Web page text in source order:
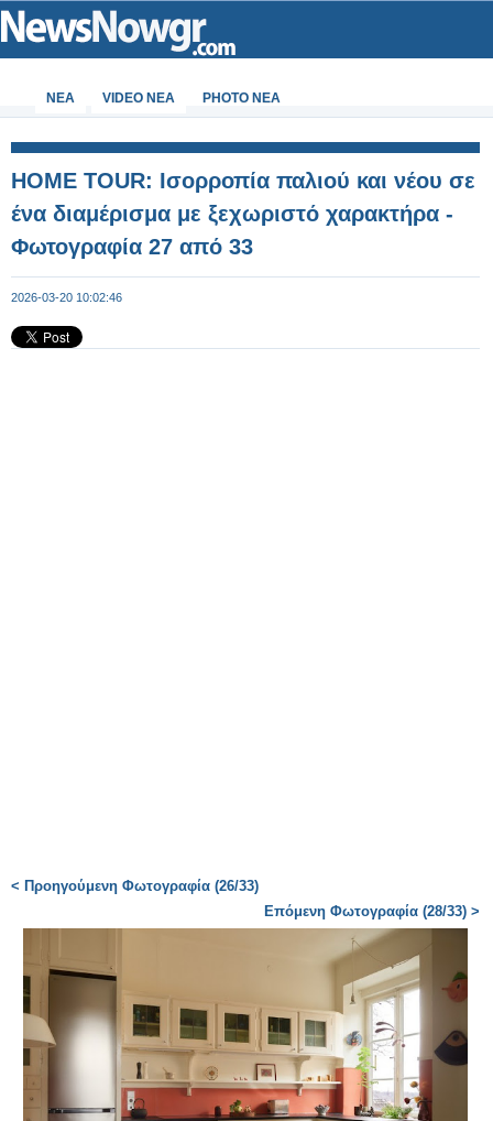
ΝΕΑ VIDEO NEA PHOTO NEA
HOME TOUR: Ισορροπία παλιού και νέου σε
ένα διαμέρισμα με ξεχωριστό χαρακτήρα -
Φωτογραφία 27 από 33
2026-03-20 10:02:46
< Προηγούμενη Φωτογραφία (26/33)
Επόμενη Φωτογραφία (28/33) >